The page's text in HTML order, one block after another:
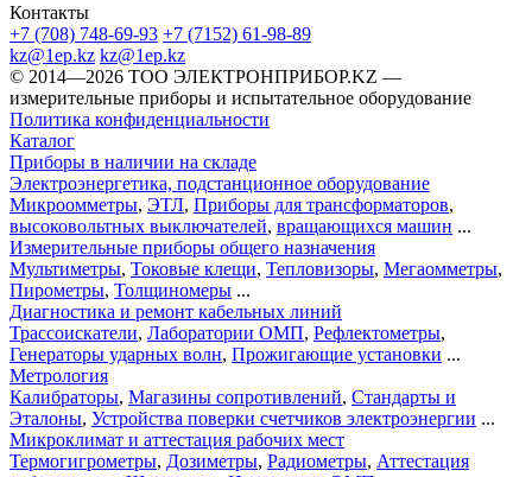
Контакты
+7 (708) 748-69-93 +7 (7152) 61-98-89
kz@1ep.kz kz@1ep.kz
©️ 2014—2026 ТОО ЭЛЕКТРОНПРИБОР.KZ —
измерительные приборы и испытательное оборудование
Политика конфиденциальности
Каталог
Приборы в наличии на складе
Электроэнергетика, подстанционное оборудование
Микроомметры, ЭТЛ, Приборы для трансформаторов,
высоковольтных выключателей, вращающихся машин ...
Измерительные приборы общего назначения
Мультиметры, Токовые клещи, Тепловизоры, Мегаомметры,
Пирометры, Толщиномеры ...
Диагностика и ремонт кабельных линий
Трассоискатели, Лаборатории ОМП, Рефлектометры,
Генераторы ударных волн, Прожигающие установки ...
Метрология
Калибраторы, Магазины сопротивлений, Стандарты и
Эталоны, Устройства поверки счетчиков электроэнергии ...
Микроклимат и аттестация рабочих мест
Термогигрометры, Дозиметры, Радиометры, Аттестация